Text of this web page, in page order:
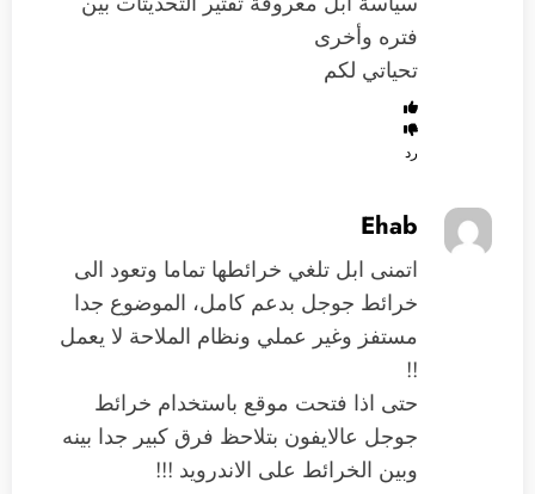
فتره وأخرى
تحياتي لكم
رد
Ehab
اتمنى ابل تلغي خرائطها تماما وتعود الى
خرائط جوجل بدعم كامل، الموضوع جدا
مستفز وغير عملي ونظام الملاحة لا يعمل
!!
حتى اذا فتحت موقع باستخدام خرائط
جوجل عالايفون بتلاحظ فرق كبير جدا بينه
وبين الخرائط على الاندرويد !!!